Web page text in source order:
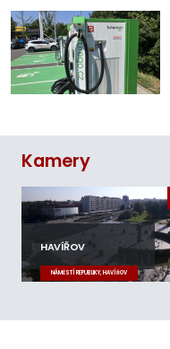
Kamery
HAVÍŘOV
NÁMĚSTÍ REPUBLIKY, HAVÍŘOV